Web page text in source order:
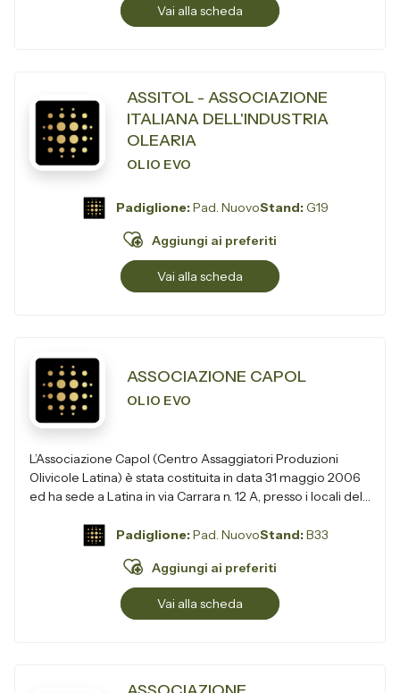
Vai alla scheda
ASSITOL - ASSOCIAZIONE
ITALIANA DELL'INDUSTRIA
OLEARIA
OLIO EVO
Padiglione:Pad. NuovoStand: G19
Aggiungi ai preferiti
Vai alla scheda
ASSOCIAZIONE CAPOL
OLIO EVO
L’Associazione Capol (Centro Assaggiatori Produzioni
Olivicole Latina) è stata costituita in data 31 maggio 2006
ed ha sede a Latina in via Carrara n. 12 A, presso i locali del
Padiglione:Pad. NuovoStand:B33
Aggiungi ai preferiti
Vai alla scheda